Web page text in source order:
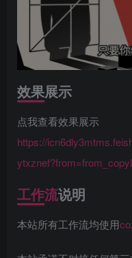
效果展示
点我查看效果展示
https://
工作流说明
本站所有工作流均使用